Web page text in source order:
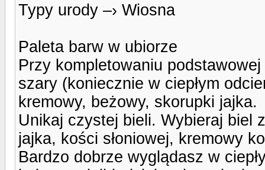
Typy urody –› Wiosna
Paleta barw w ubiorze
Przy kompletowaniu
szary (koniecznie w ciepłym
kremowy, beżowy, skorupki jajka.
Unikaj czystej bieli. Wybieraj biel
jajka, kości słoniowej, kremowy
Bardzo dobrze wyglądasz w